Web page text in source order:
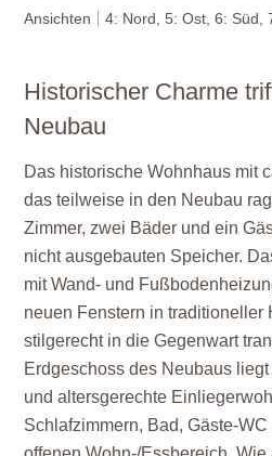
Ansichten 4: Nord, 5: Ost, 6: Süd,
Historischer Charme
Neubau
Das historische Wohnhaus mit
das teilweise in den Neubau
Zimmer, zwei Bäder und ein
nicht ausgebauten Speicher.
mit Wand- und
neuen Fenstern in traditioneller
stilgerecht in die Gegenwart
Erdgeschoss des Neubaus
und altersgerechte
Schlafzimmern, Bad, Gäste-